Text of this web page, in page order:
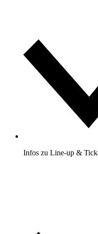
Infos zu Line-up &